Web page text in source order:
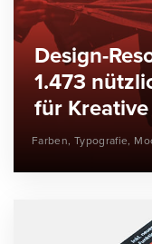
Design-
1.473
für Kreative
Farben, Typografie,